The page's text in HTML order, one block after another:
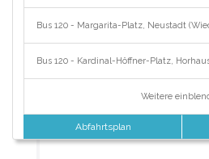
Bus 120 - Margarita-Platz, Neustadt
Bus 120 - Kardinal-Höffner-Platz,
Weitere
Abfahrtsplan